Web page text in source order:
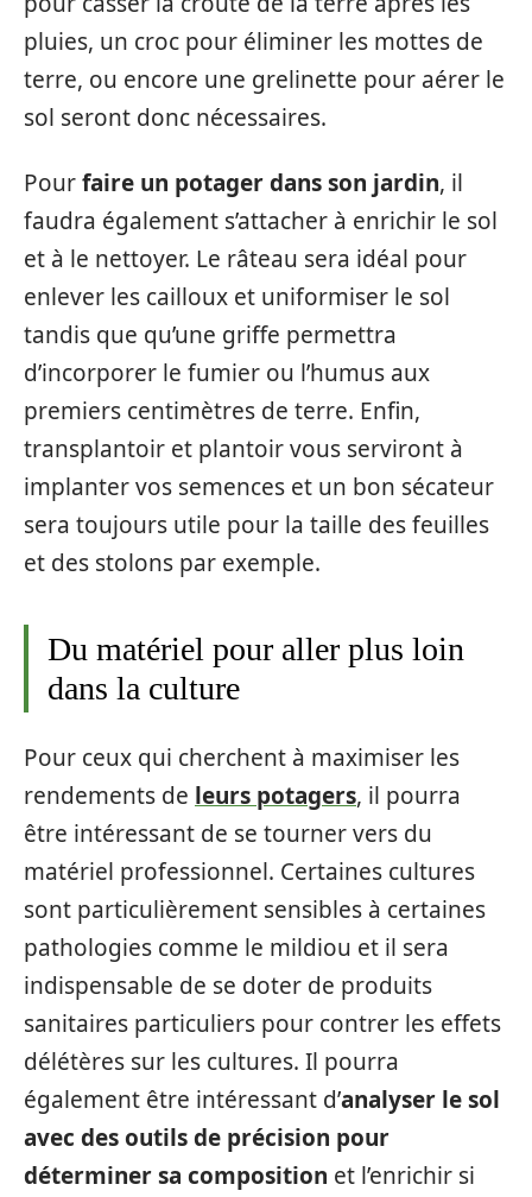
pluies, un croc pour éliminer les mottes de
terre, ou encore une grelinette pour aérer le
sol seront donc nécessaires.
Pourfaire un potager dans son jardin, il
faudra également s’attacher à enrichir le sol
et à le nettoyer. Le râteau sera idéal pour
enlever les cailloux et uniformiser le sol
tandis que qu’une griffe permettra
d’incorporer le fumier ou l’humus aux
premiers centimètres de terre. Enfin,
transplantoir et plantoir vous serviront à
implanter vos semences et un bon sécateur
sera toujours utile pour la taille des feuilles
et des stolons par exemple.
Du matériel pour aller plus loin
dans la culture
Pour ceux qui cherchent à maximiser les
rendements de leurs potagers, il pourra
être intéressant de se tourner vers du
matériel professionnel. Certaines cultures
sont particulièrement sensibles à certaines
pathologies comme le mildiou et il sera
indispensable de se doter de produits
sanitaires particuliers pour contrer les effets
délétères sur les cultures. Il pourra
également être intéressant d’analyser le sol
avec des outils de précision pour
déterminer sa composition et l’enrichir si